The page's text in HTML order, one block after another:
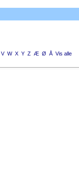
V W X Y Z Æ Ø Å Vis alle